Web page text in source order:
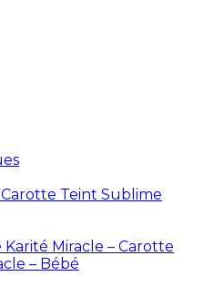
Teint Sublime
Karité Miracle – Carotte
– Bébé